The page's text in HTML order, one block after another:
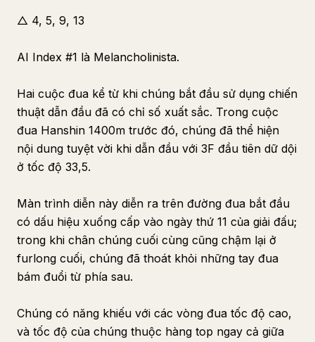
△ 4, 5, 9, 13
AI Index #1 là Melancholinista.
Hai cuộc đua kể từ khi chúng bắt đầu sử dụng chiến
thuật dẫn đầu đã có chỉ số xuất sắc. Trong cuộc
đua Hanshin 1400m trước đó, chúng đã thể hiện
nội dung tuyệt vời khi dẫn đầu với 3F đầu tiên dữ dội
ở tốc độ 33,5.
Màn trình diễn này diễn ra trên đường đua bắt đầu
có dấu hiệu xuống cấp vào ngày thứ 11 của giải đấu;
trong khi chân chúng cuối cùng cũng chậm lại ở
furlong cuối, chúng đã thoát khỏi những tay đua
bám đuổi từ phía sau.
Chúng có năng khiếu với các vòng đua tốc độ cao,
và tốc độ của chúng thuộc hàng top ngay cả giữa